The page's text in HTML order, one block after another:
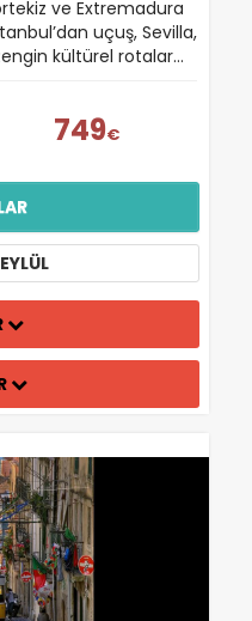
reklamlar göstermek
olabilirler.
ve Extremadura
uçuş, Sevilla,
kültürel rotalar…
749€